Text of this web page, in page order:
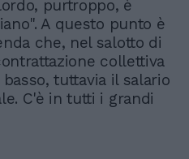
purtroppo, è
A questo punto è
che, nel salotto di
collettiva
tuttavia il salario
C'è in tutti i grandi